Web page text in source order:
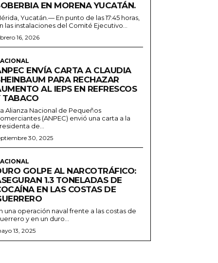
EN MORENA YUCATÁN.
Yucatán.— En punto de las 17:45 horas,
las instalaciones del Comité Ejecutivo...
16, 2026
ENVÍA CARTA A CLAUDIA
PARA RECHAZAR
AL IEPS EN REFRESCOS
TABACO
Alianza Nacional de Pequeños
(ANPEC) envió una carta a la
de...
30, 2025
GOLPE AL NARCOTRÁFICO:
1.3 TONELADAS DE
EN LAS COSTAS DE
una operación naval frente a las costas de
y en un duro...
13, 2025